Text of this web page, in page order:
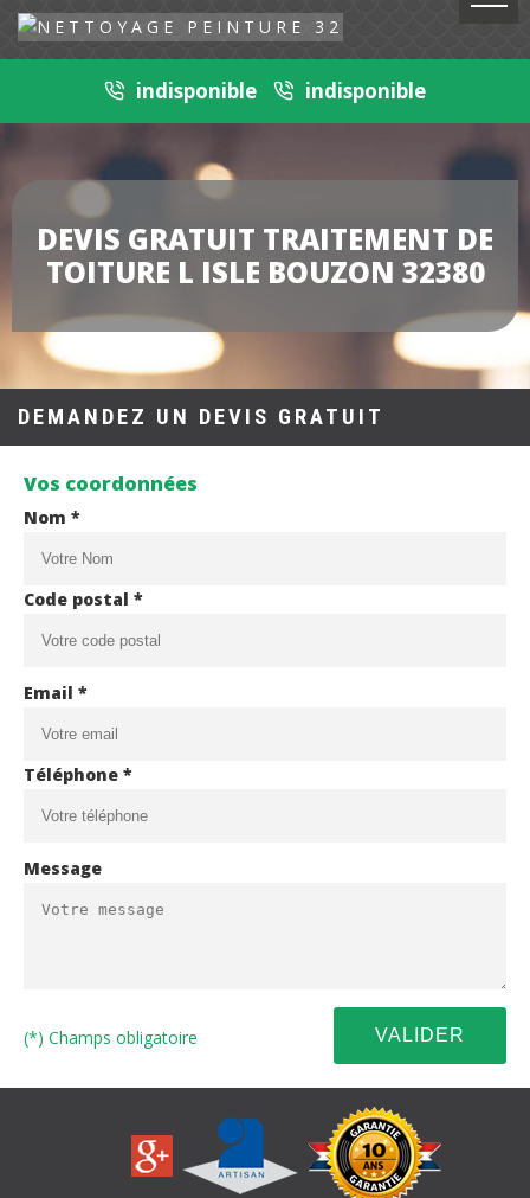
indisponible indisponible
DEVIS GRATUIT TRAITEMENT DE
TOITURE L ISLE BOUZON 32380
DEMANDEZ UN DEVIS GRATUIT
Vos coordonnées
Nom *
Code postal *
Email *
Téléphone *
Message
(*) Champs obligatoire